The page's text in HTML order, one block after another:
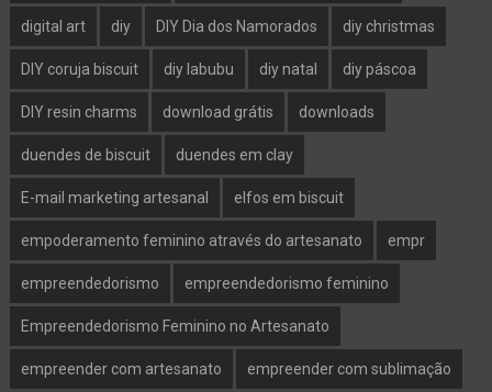
digital art diy DIY Dia dos Namorados diy christmas
DIY coruja biscuit diy labubu diy natal diy páscoa
DIY resin charms download grátis downloads
duendes de biscuit duendes em clay
E-mail marketing artesanal elfos em biscuit
empoderamento feminino através do artesanato empr
empreendedorismo empreendedorismo feminino
Empreendedorismo Feminino no Artesanato
empreender com artesanato empreender com sublimação